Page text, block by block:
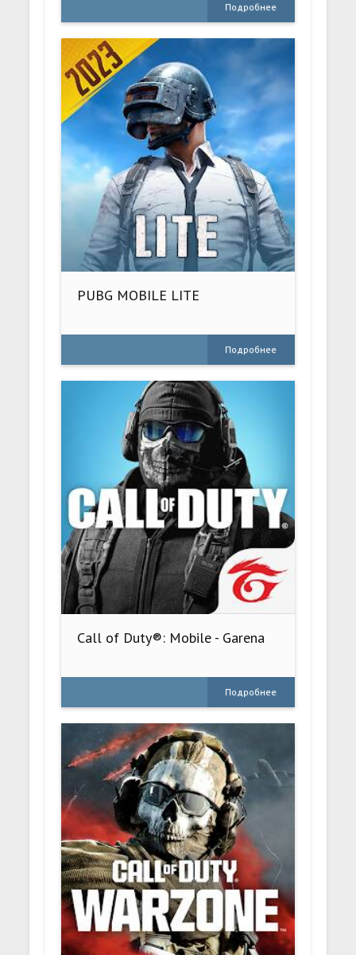
Подробнее
PUBG MOBILE LITE
Подробнее
Call of Duty®: Mobile - Garena
Подробнее